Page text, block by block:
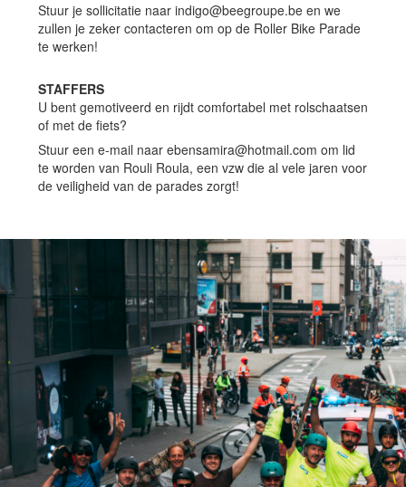
Stuur je sollicitatie naar indigo@beegroupe.be en we
zullen je zeker contacteren om op de Roller Bike Parade
te werken!
STAFFERS
U bent gemotiveerd en rijdt comfortabel met rolschaatsen
of met de fiets?
Stuur een e-mail naar ebensamira@hotmail.com om lid
te worden van Rouli Roula, een vzw die al vele jaren voor
de veiligheid van de parades zorgt!